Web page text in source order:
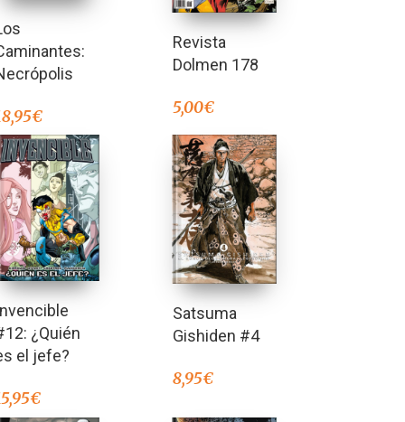
€
Revista
Dolmen 178
5,00€
¿Quién
el jefe?
€
Satsuma
Gishiden #4
8,95€